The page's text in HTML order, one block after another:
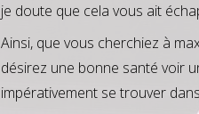
je doute que cela vous ait
Ainsi, que vous cherchiez à
désirez une bonne santé voir
impérativement se trouver